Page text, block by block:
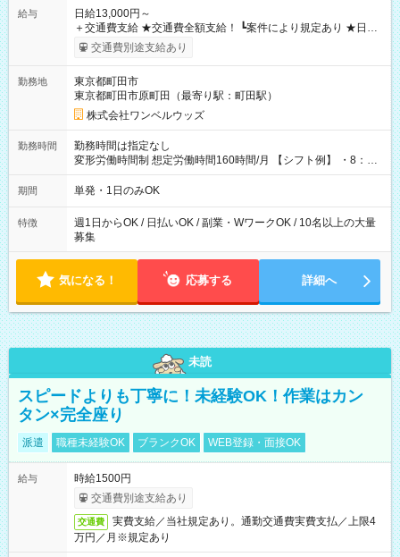
給与
日給13,000円～
＋交通費支給 ★交通費全額支給！ ┗案件により規定あり ★日払
いOK！（規定あり） ┗働いたその日に現金GET♪ お仕事後はコ
ンビニATMから 日払い分を引き落とせます！ 【試用期間】試
交通費別途支給あり
勤務地
東京都町田市
東京都町田市原町田（最寄り駅：町田駅）
株式会社ワンベルウッズ
勤務時間
勤務時間は指定なし
変形労働時間制 想定労働時間160時間/月 【シフト例】 ・8：00
～21：00
期間 単発・1日のみOK
特徴
週1日からOK / 日払いOK / 副業・WワークOK / 10名以上の大量
募集
気になる！ 応募する 詳細へ
未読
スピードよりも丁寧に！未経験OK！作業はカン
タン×完全座り
派遣 職種未経験OK ブランクOK WEB登録・面接OK
給与
時給1500円
交通費別途支給あり
交通費
実費支給／当社規定あり。通勤交通費実費支払／上限4
万円／月※規定あり